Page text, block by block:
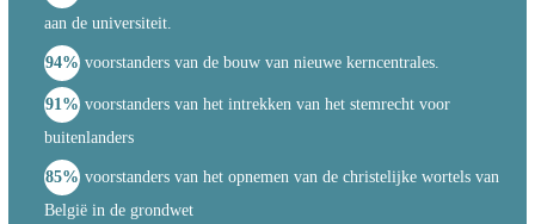
aan de universiteit.
94% voorstanders van de bouw van nieuwe kerncentrales.
91% voorstanders van het intrekken van het stemrecht voor
buitenlanders
85% voorstanders van het opnemen van de christelijke wortels van
België in de grondwet